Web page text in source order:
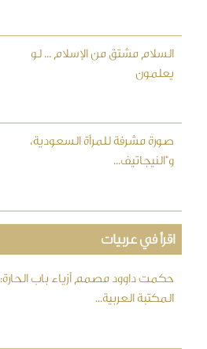
السلام مشتق من الإسلام ... لو
يعلمون
صورة مشرفة للمرأة السعودية،
و"النيجاتيف...
اقرأ في عربيات
حكمت داوود مصمم أزياء باب الحارة:
المكتبة العربية...